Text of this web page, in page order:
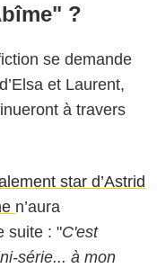
?
se demande
et Laurent,
à travers
star d’Astrid
n’aura
suite : "C'est
série... à mon